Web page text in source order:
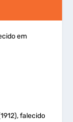
em
falecido